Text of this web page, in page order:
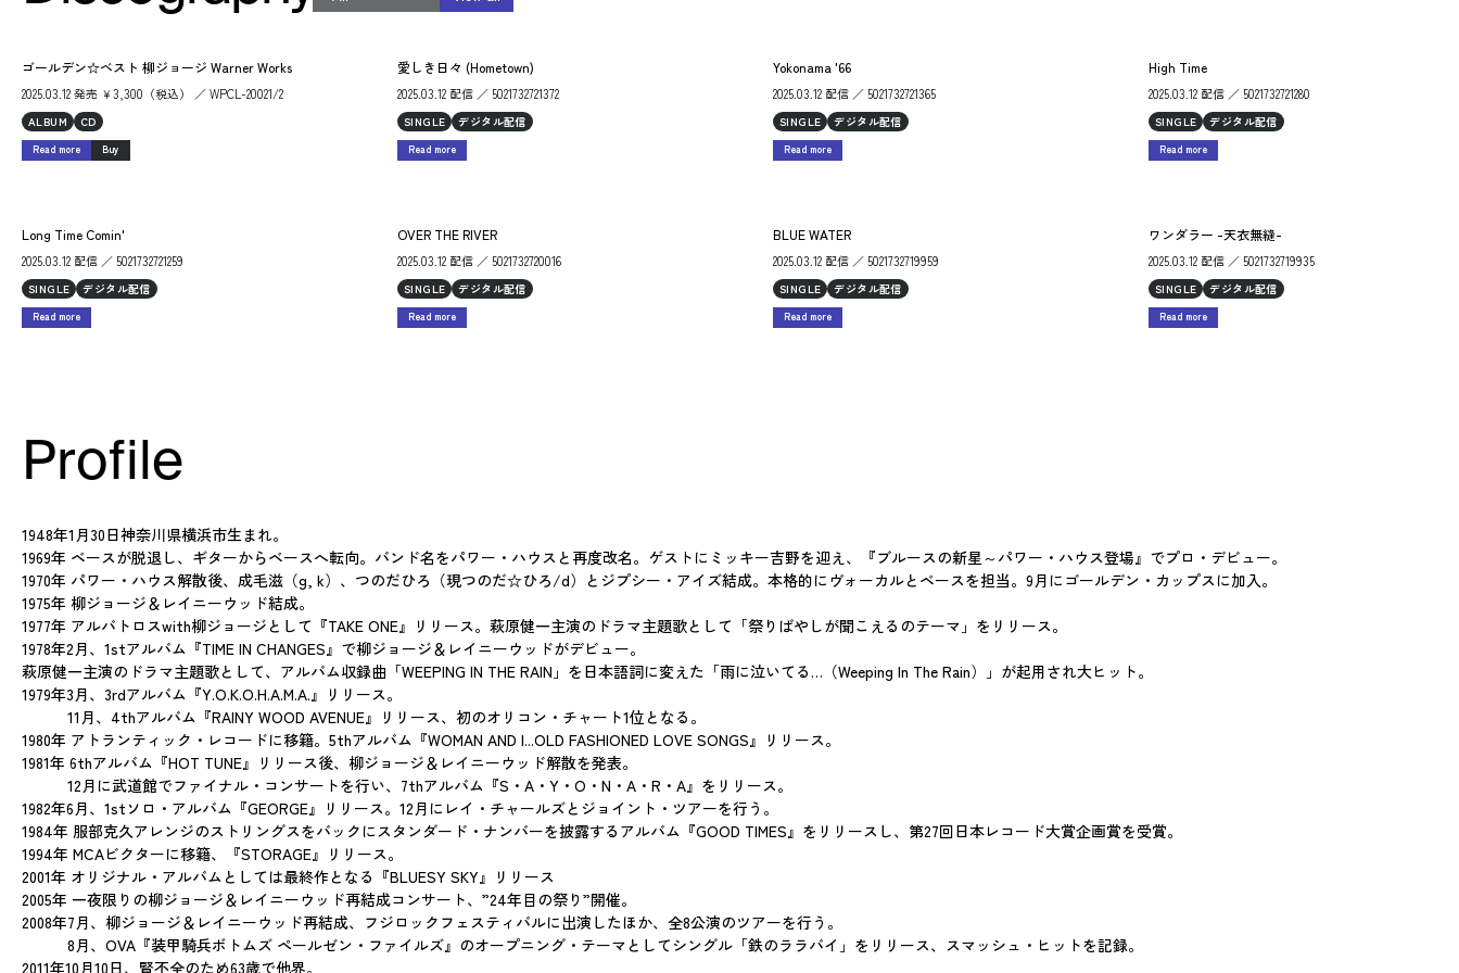
ゴールデン☆ベスト 柳ジョージ Warner Works
2025.03.12 発売 ￥3,300（税込） ／ WPCL-20021/2
ALBUM CD
Read more Buy
愛しき日々 (Hometown)
2025.03.12 配信 ／ 5021732721372
SINGLE デジタル配信
Read more
Yokonama '66
2025.03.12 配信 ／ 5021732721365
SINGLE デジタル配信
Read more
High Time
2025.03.12 配信 ／ 5021732721280
SINGLE デジタル配信
Read more
Long Time Comin'
2025.03.12 配信 ／ 5021732721259
SINGLE デジタル配信
Read more
OVER THE RIVER
2025.03.12 配信 ／ 5021732720016
SINGLE デジタル配信
Read more
BLUE WATER
2025.03.12 配信 ／ 5021732719959
SINGLE デジタル配信
Read more
ワンダラー -天衣無縫-
2025.03.12 配信 ／ 5021732719935
SINGLE デジタル配信
Read more
Profile
1948年1月30日神奈川県横浜市生まれ。
1969年 ベースが脱退し、ギターからベースへ転向。バンド名をパワー・ハウスと再度改名。ゲストにミッキー吉野を迎え、『ブルースの新星～パワー・ハウス登場』でプロ・デビュー。
1970年 パワー・ハウス解散後、成毛滋（g, k）、つのだひろ（現つのだ☆ひろ/d）とジプシー・アイズ結成。本格的にヴォーカルとベースを担当。9月にゴールデン・カップスに加入。
1975年 柳ジョージ＆レイニーウッド結成。
1977年 アルバトロスwith柳ジョージとして『TAKE ONE』リリース。萩原健一主演のドラマ主題歌として「祭りばやしが聞こえるのテーマ」をリリース。
1978年2月、1stアルバム『TIME IN CHANGES』で柳ジョージ＆レイニーウッドがデビュー。
萩原健一主演のドラマ主題歌として、アルバム収録曲「WEEPING IN THE RAIN」を日本語詞に変えた「雨に泣いてる…（Weeping In The Rain）」が起用され大ヒット。
1979年3月、3rdアルバム『Y.O.K.O.H.A.M.A.』リリース。
11月、4thアルバム『RAINY WOOD AVENUE』リリース、初のオリコン・チャート1位となる。
1980年 アトランティック・レコードに移籍。5thアルバム『WOMAN AND I...OLD FASHIONED LOVE SONGS』リリース。
1981年 6thアルバム『HOT TUNE』リリース後、柳ジョージ＆レイニーウッド解散を発表。
12月に武道館でファイナル・コンサートを行い、7thアルバム『S・A・Y・O・N・A・R・A』をリリース。
1982年6月、1stソロ・アルバム『GEORGE』リリース。12月にレイ・チャールズとジョイント・ツアーを行う。
1984年 服部克久アレンジのストリングスをバックにスタンダード・ナンバーを披露するアルバム『GOOD TIMES』をリリースし、第27回日本レコード大賞企画賞を受賞。
1994年 MCAビクターに移籍、『STORAGE』リリース。
2001年 オリジナル・アルバムとしては最終作となる『BLUESY SKY』リリース
2005年 一夜限りの柳ジョージ＆レイニーウッド再結成コンサート、”24年目の祭り”開催。
2008年7月、柳ジョージ＆レイニーウッド再結成、フジロックフェスティバルに出演したほか、全8公演のツアーを行う。
8月、OVA『装甲騎兵ボトムズ ペールゼン・ファイルズ』のオープニング・テーマとしてシングル「鉄のララバイ」をリリース、スマッシュ・ヒットを記録。
2011年10月10日、腎不全のため63歳で他界。